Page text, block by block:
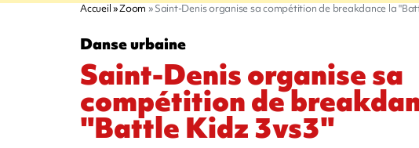
Accueil Zoom Saint-Denis organise sa compétition de breakdance la
Danse urbaine
Saint-Denis organise sa
compétition de
"Battle Kidz 3vs3"